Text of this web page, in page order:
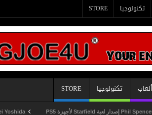
تكنولوجيا STORE
ألعاب تكنولوجيا
STORE
Shuhei Yoshida سيتقاعد من شركة Sony في يناير المقبل